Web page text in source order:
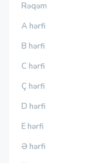
Rəqəm
A hərfi
B hərfi
C hərfi
Ç hərfi
D hərfi
E hərfi
Ə hərfi